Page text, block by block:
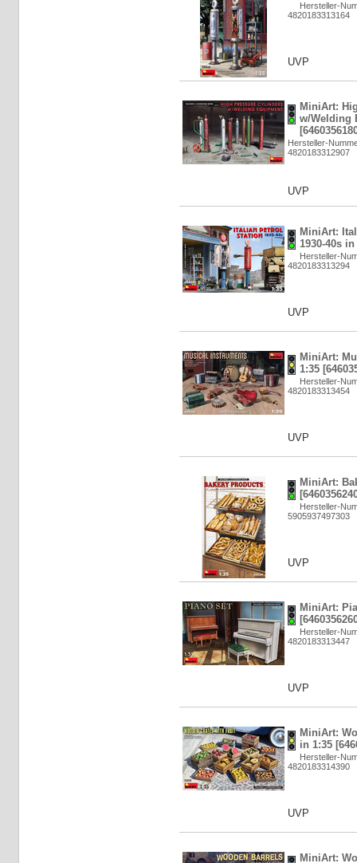
Hersteller-
4820183313164
UVP
MiniArt:
w/Welding
Hersteller-
4820183312907
UVP
MiniArt:
1930-40s in
Hersteller-
4820183313294
UVP
MiniArt:
1:35
Hersteller-
4820183313454
UVP
MiniArt:
Hersteller-
5905937497303
UVP
MiniArt:
Hersteller-
4820183313447
UVP
MiniArt:
in 1:35
Hersteller-
4820183314390
UVP
MiniArt: